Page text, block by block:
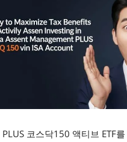
코스닥150 액티브 ETF